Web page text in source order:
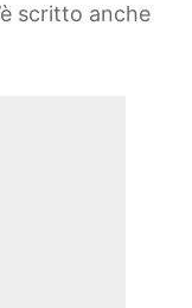
scritto anche